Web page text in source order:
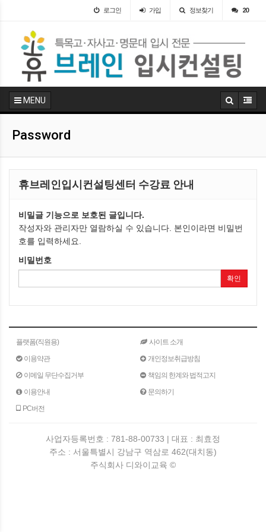
로그인 가입 정보찾기 20
MENU
Password
휴브레인입시컨설팅센터 수강료 안내
비밀글 기능으로 보호된 글입니다.
작성자와 관리자만 열람하실 수 있습니다. 본인이라면 비밀번
호를 입력하세요.
비밀번호
확인
플랫폼(직원용)
사이트 소개
이용약관
개인정보취급방침
이메일 무단수집거부
책임의 한계와 법적고지
이용안내
문의하기
PC버전
사업자등록번호 : 781-88-00733 | 대표 : 최효정
주소 : 서울특별시 강남구 역삼로 462(대치동)
주식회사 디와이교육 ©